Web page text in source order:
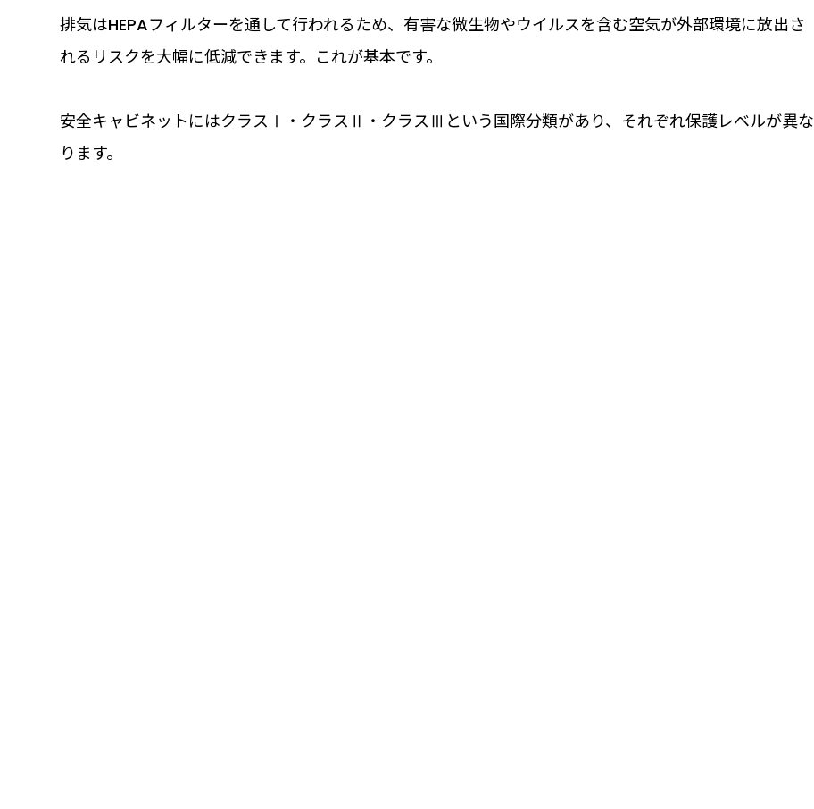
排気はHEPAフィルターを通して行われるため、有害な微生物やウイルスを含む空気が外部環境に放出さ
れるリスクを大幅に低減できます。これが基本です。
安全キャビネットにはクラスⅠ・クラスⅡ・クラスⅢという国際分類があり、それぞれ保護レベルが異な
ります。